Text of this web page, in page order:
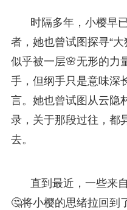
时隔多年，小樱早
者，她也曾试图探寻“
似乎被一层🌸无形的力
手，但纲手只是意味深
言。她也曾试图从云隐
录，关于那段过往，都
去。
直到最近，一些来
🤔将小樱的思绪拉回到